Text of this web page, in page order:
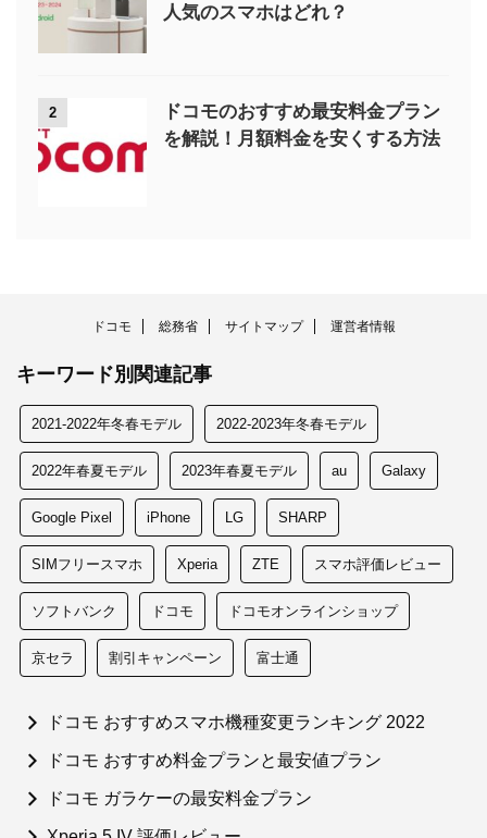
人気のスマホはどれ？
2
ドコモのおすすめ最安料金プラン
を解説！月額料金を安くする方法
ドコモ 総務省 サイトマップ 運営者情報
キーワード別関連記事
2021-2022年冬春モデル 2022-2023年冬春モデル
2022年春夏モデル 2023年春夏モデル au Galaxy
Google Pixel iPhone LG SHARP
SIMフリースマホ Xperia ZTE スマホ評価レビュー
ソフトバンク ドコモ ドコモオンラインショップ
京セラ 割引キャンペーン 富士通
ドコモ おすすめスマホ機種変更ランキング 2022
ドコモ おすすめ料金プランと最安値プラン
ドコモ ガラケーの最安料金プラン